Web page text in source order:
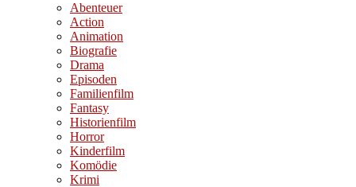
Abenteuer
Action
Animation
Biografie
Drama
Episoden
Familienfilm
Fantasy
Historienfilm
Horror
Kinderfilm
Komödie
Krimi